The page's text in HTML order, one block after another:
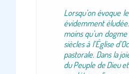
Lorsqu’on évoque
évidemment
moins qu’un
siècles à l’Église
pastorale. Dans la
du Peuple de Dieu